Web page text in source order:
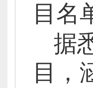
目名
据
目，